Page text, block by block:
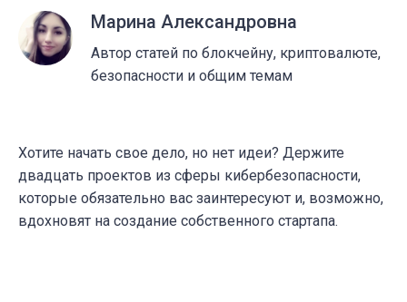
Марина Александровна
Автор статей по блокчейну, криптовалюте,
безопасности и общим темам
Хотите начать свое дело, но нет идеи? Держите
двадцать проектов из сферы кибербезопасности,
которые обязательно вас заинтересуют и, возможно,
вдохновят на создание собственного стартапа.